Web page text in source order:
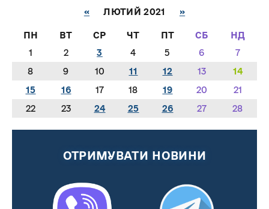
« ЛЮТИЙ 2021 »
ПН ВТ СР ЧТ ПТ СБ
НД
1
2 3 4 5 6
7
8
9 10 11 12 13
14
15
16 17 18 19 20
21
22
23 24 25 26 27 28
ОТРИМУВАТИ НОВИНИ